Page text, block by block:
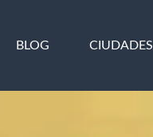
BLOG CIUDADES